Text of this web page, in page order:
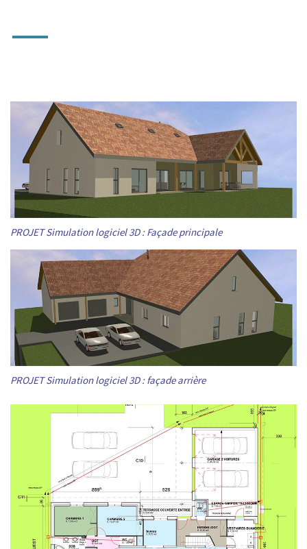
—
PROJET Simulation logiciel 3D : Façade principale
PROJET Simulation logiciel 3D : façade arrière